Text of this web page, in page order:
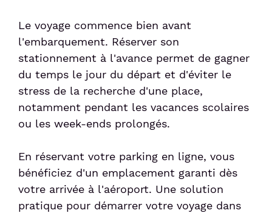
Le voyage commence bien avant
l'embarquement. Réserver son
stationnement à l'avance permet de gagner
du temps le jour du départ et d'éviter le
stress de la recherche d'une place,
notamment pendant les vacances scolaires
ou les week-ends prolongés.
En réservant votre parking en ligne, vous
bénéficiez d'un emplacement garanti dès
votre arrivée à l'aéroport. Une solution
pratique pour démarrer votre voyage dans